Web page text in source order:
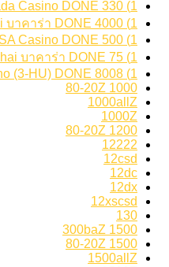
1) 330 links Canada Casino DONE
1) 4000 links Thai บาคาร่า DONE
1) 500 links USA Casino DONE
1) 75 links Thai บาคาร่า DONE
1) 8008 links Mix Casino (3-HU) DONE
1000 80-20Z
1000allZ
1000Z
1200 80-20Z
12222
12csd
12dc
12dx
12xscsd
130
1500 300baZ
1500 80-20Z
1500allZ